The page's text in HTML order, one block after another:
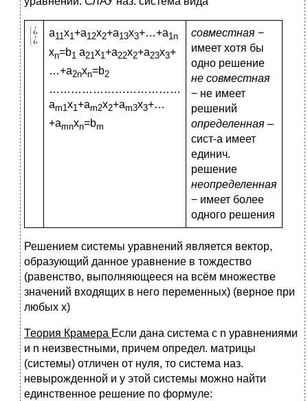
a11x1+a12x2+a13x3+…+a1n
хn=b1 a21 x1 +a22x2+a23x3+
…+a2nxn=b2
………………………………
am1x1+am2x2+am3x3+…
+amnxn=bm
cовместная −
имеет хотя бы
одно решение
не совместная
− не имеет
решений
определенная –
сист-а имеет
единич.
решение
неопределенная
− имеет более
одного решения
Решением системы уравнений является вектор,
образующий данное уравнение в тождество
(равенство, выполняющееся на всём множестве
значений входящих в него переменных) (верное при
любых х)
Теория Крамера Если дана система с n уравнениями
и n неизвестными, причем определ. матрицы
(системы) отличен от нуля, то система наз.
невырожденной и у этой системы можно найти
единственное решение по формуле: